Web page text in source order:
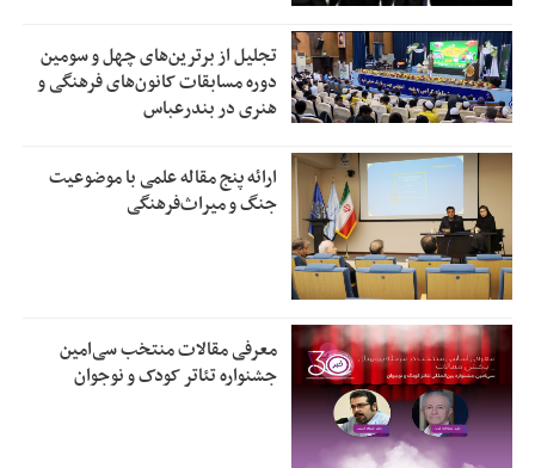
تجلیل از بر‌ترین‌های چهل و سومین
دوره مسابقات کانون‌های فرهنگی و
هنری در بندرعباس
ارائه پنج مقاله علمی با موضوعیت
جنگ و میراث‌فرهنگی
معرفی مقالات منتخب سی‌امین
جشنواره تئاتر کودک و نوجوان